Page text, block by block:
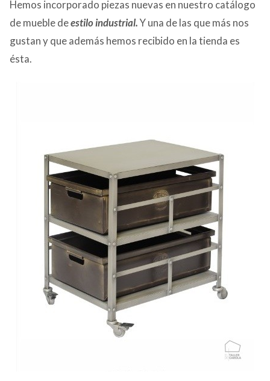
Hemos incorporado piezas nuevas en nuestro catálogo
de mueble deestilo industrial.Y una de las que más nos
gustan y que además hemos recibido en la tienda es
ésta.